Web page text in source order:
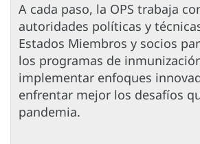
A cada paso, la OPS trabaja
autoridades políticas y
Estados Miembros y socios
los programas de
implementar enfoques
enfrentar mejor los desafíos
pandemia.